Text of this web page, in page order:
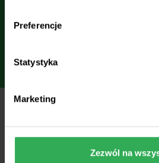
Preferencje
Statystyka
Marketing
Zezwól na
Znajdź najbliższy
Poznaj